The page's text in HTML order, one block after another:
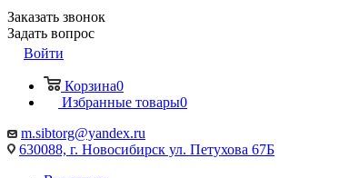
Заказать звонок
Задать вопрос
Войти
Корзина0
Избранные товары0
m.sibtorg@yandex.ru
630088, г. Новосибирск ул. Петухова 67Б